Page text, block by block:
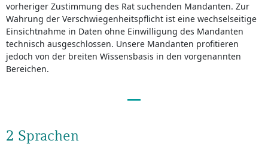
vorheriger Zustimmung des Rat suchenden Mandanten. Zur
Wahrung der Verschwiegenheitspflicht ist eine wechselseitige
Einsichtnahme in Daten ohne Einwilligung des Mandanten
technisch ausgeschlossen. Unsere Mandanten profitieren
jedoch von der breiten Wissensbasis in den vorgenannten
Bereichen.
2 Sprachen